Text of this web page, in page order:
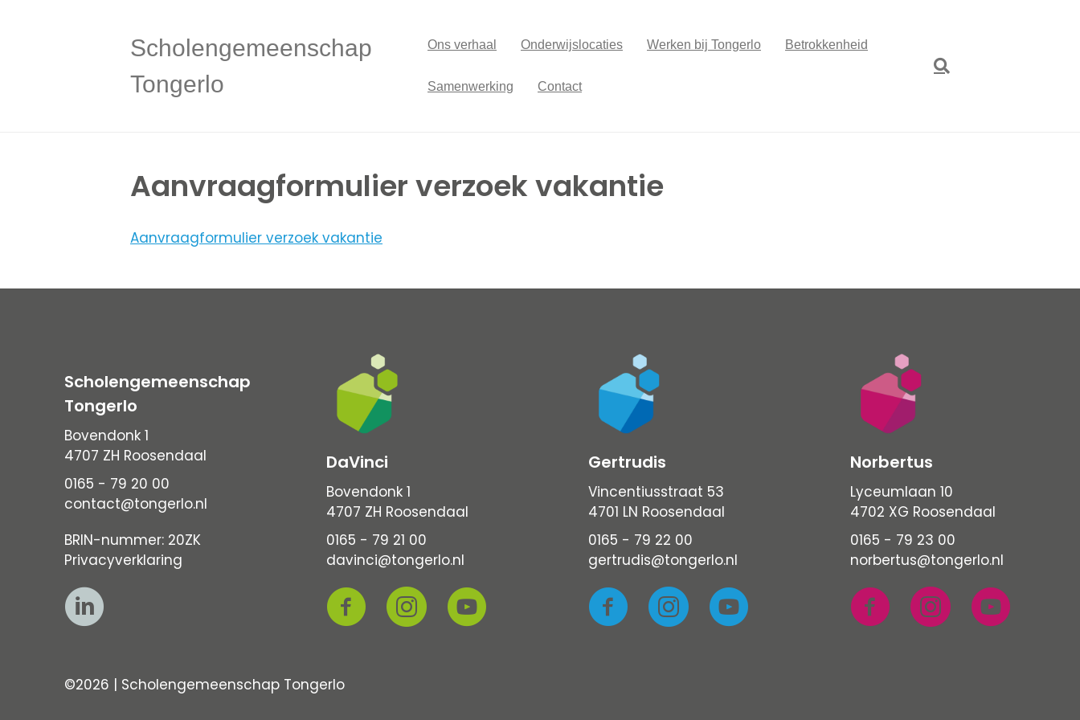
Scholengemeenschap
Tongerlo
Ons verhaal Onderwijslocaties Werken bij Tongerlo Betrokkenheid
Samenwerking Contact
Aanvraagformulier verzoek vakantie
Aanvraagformulier verzoek vakantie
Scholengemeenschap
Tongerlo
Bovendonk 1
4707 ZH Roosendaal
0165 - 79 20 00
contact@tongerlo.nl
BRIN-nummer: 20ZK
Privacyverklaring
DaVinci
Bovendonk 1
4707 ZH Roosendaal
0165 - 79 21 00
davinci@tongerlo.nl
Gertrudis
Vincentiusstraat 53
4701 LN Roosendaal
0165 - 79 22 00
gertrudis@tongerlo.nl
Norbertus
Lyceumlaan 10
4702 XG Roosendaal
0165 - 79 23 00
norbertus@tongerlo.nl
©2026 | Scholengemeenschap Tongerlo